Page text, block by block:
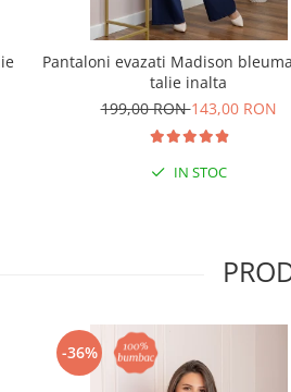
Pantaloni evazati Madison
talie inalta
199,00 RON143,00 RON
IN STOC
-36%